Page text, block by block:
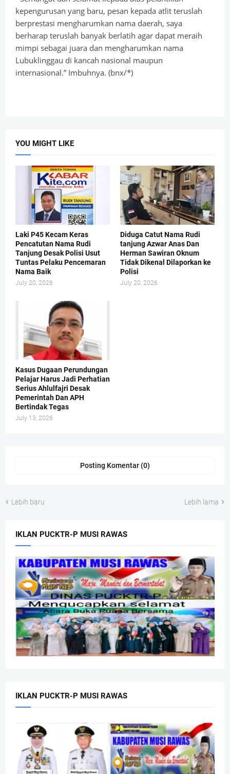
kepengurusan yang baru, pesan kepada atlit teruslah
berprestasi mengharumkan nama daerah, saya
berharap teruslah banyak berlatih agar dapat meraih
mimpi sebagai juara dan mengharumkan nama
Lubuklinggau di kancah nasional maupun
internasional.” Imbuhnya. (bnx/*)
YOU MIGHT LIKE
Laki P45 Kecam Keras
Pencatutan Nama Rudi
Tanjung Desak Polisi Usut
Tuntas Pelaku Pencemaran
Nama Baik
July 20, 2026
Diduga Catut Nama Rudi
tanjung Azwar Anas Dan
Herman Sawiran Oknum
Tidak Dikenal Dilaporkan ke
Polisi
July 20, 2026
Kasus Dugaan Perundungan
Pelajar Harus Jadi Perhatian
Serius Ahlulfajri Desak
Pemerintah Dan APH
Bertindak Tegas
July 13, 2026
Posting Komentar (0)
Lebih baru Lebih lama
IKLAN PUCKTR-P MUSI RAWAS
IKLAN PUCKTR-P MUSI RAWAS